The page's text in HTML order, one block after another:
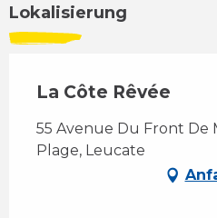
Lokalisierung
La Côte Rêvée
55 Avenue Du Front De
Plage, Leucate